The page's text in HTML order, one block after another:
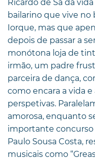
Ricardo de Sá dá
bailarino que vive no
Iorque, mas que
depois de passar a
monótona loja de
irmão, um padre
parceira de dança,
como encara a vida
perspetivas.
amorosa, enquanto
importante concurso
Paulo Sousa Costa,
musicais como